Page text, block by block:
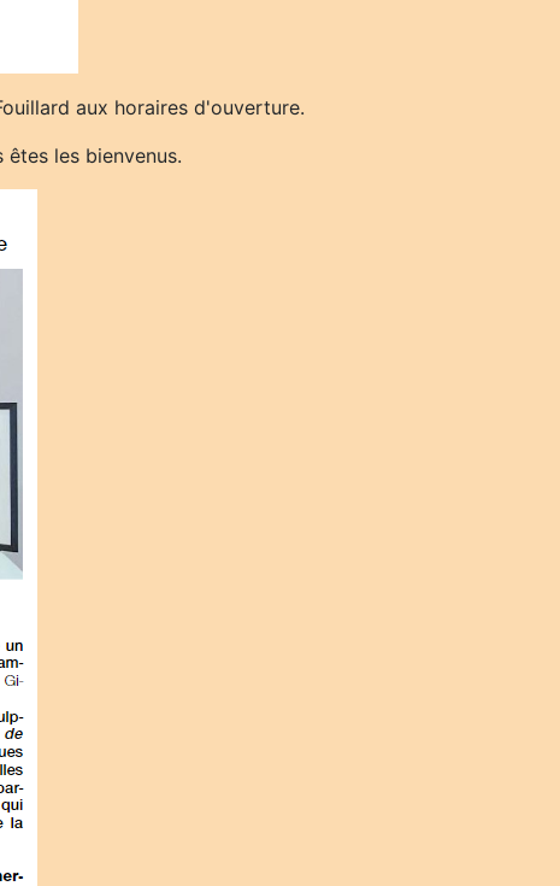
aux horaires d'ouverture.
les bienvenus.